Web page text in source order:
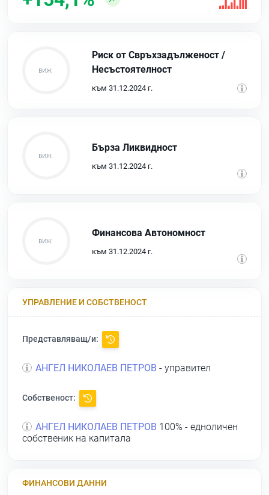
Риск от Свръхзадълженост /
Несъстоятелност
към 31.12.2024 г.
Бърза Ликвидност
към 31.12.2024 г.
Финансова Автономност
към 31.12.2024 г.
УПРАВЛЕНИЕ И СОБСТВЕНОСТ
Представляващ/и:
АНГЕЛ НИКОЛАЕВ ПЕТРОВ - управител
Собственост:
АНГЕЛ НИКОЛАЕВ ПЕТРОВ 100% - едноличен
собственик на капитала
ФИНАНСОВИ ДАННИ